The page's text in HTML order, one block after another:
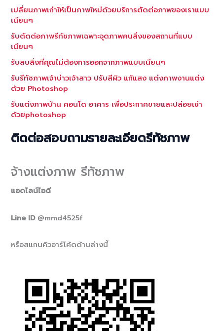
เปลี่ยนภาพเก่าให้เป็นภาพใหม่ด้วยบริการตัดต่อภาพของเราแบบ
เนียนๆ
รับตัดต่อภาพรีทัชภาพเฉพาะจุดภาพคนสิ่งของสถานที่แบบ
เนียนๆ
รับลบสิ่งที่คุณไม่ต้องการออกจากภาพแบบเนียนๆ
รับรีทัชภาพเจ้าบ่าวเจ้าสาว ปรับสีผิว แก้แสง แต่งภาพงานแต่ง
ด้วย Photoshop
รับแต่งภาพบ้าน คอนโด อาคาร เพื่อประกาศขายและปล่อยเช่า
ด้วยphotoshop
ติดต่อสอบถามรายละเอียดรีทัชภาพ
จ้างแต่งภาพ รีทัชภาพ
แอดไลน์ไอดี
Line ID @mmd4525f
หรือสแกนคิวอาร์โค้ดด้านล่างนี้